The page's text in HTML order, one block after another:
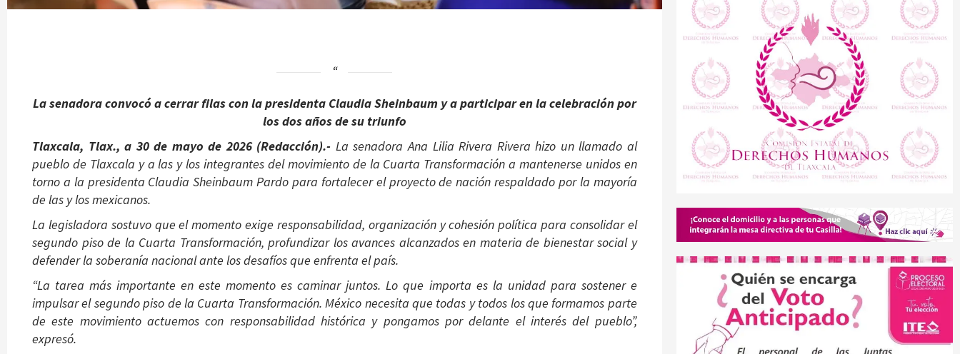
La senadora convocó a cerrar filas con la presidenta Claudia Sheinbaum y a participar en la celebración por
los dos años de su triunfo
Tlaxcala, Tlax., a 30 de mayo de 2026 (Redacción).- La senadora Ana Lilia Rivera Rivera hizo un llamado al
pueblo de Tlaxcala y a las y los integrantes del movimiento de la Cuarta Transformación a mantenerse unidos en
torno a la presidenta Claudia Sheinbaum Pardo para fortalecer el proyecto de nación respaldado por la mayoría
de las y los mexicanos.
La legisladora sostuvo que el momento exige responsabilidad, organización y cohesión política para consolidar el
segundo piso de la Cuarta Transformación, profundizar los avances alcanzados en materia de bienestar social y
defender la soberanía nacional ante los desafíos que enfrenta el país.
“La tarea más importante en este momento es caminar juntos. Lo que importa es la unidad para sostener e
impulsar el segundo piso de la Cuarta Transformación. México necesita que todas y todos los que formamos parte
de este movimiento actuemos con responsabilidad histórica y pongamos por delante el interés del pueblo”,
expresó.